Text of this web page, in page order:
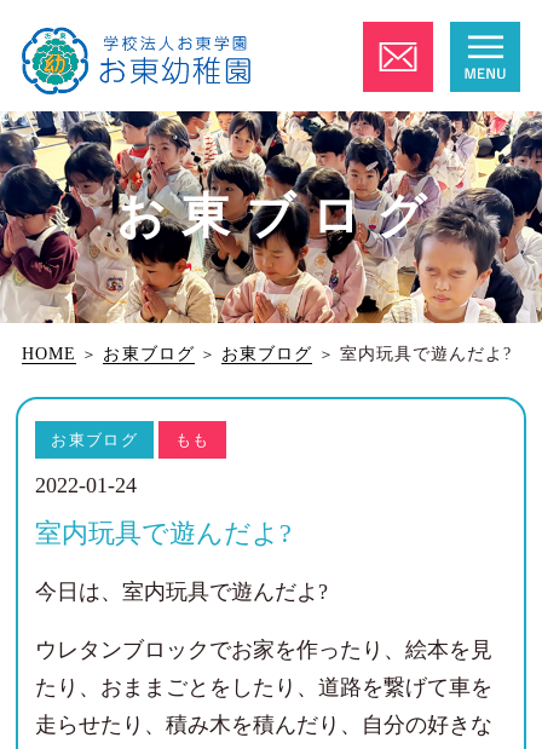
お東ブログ
HOME ＞ お東ブログ ＞ お東ブログ ＞ 室内玩具で遊んだよ?
お東ブログ もも
2022-01-24
室内玩具で遊んだよ?
今日は、室内玩具で遊んだよ?
ウレタンブロックでお家を作ったり、絵本を見
たり、おままごとをしたり、道路を繋げて車を
走らせたり、積み木を積んだり、自分の好きな